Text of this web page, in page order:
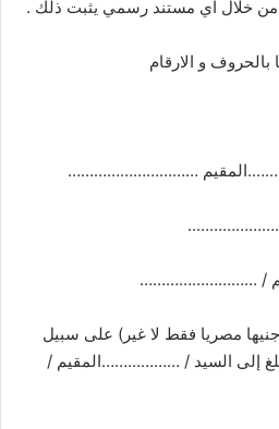
من خلال اي مستند رسمي يثبت ذلك .
و الارقام
…………………………
/ ………………………
مصريا فقط لا غير) على سبيل
إلى السيد / ………………المقيم /